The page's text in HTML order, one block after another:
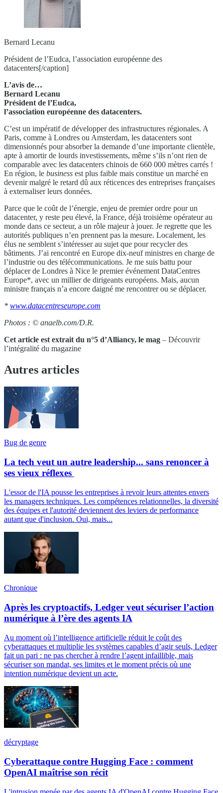
Bernard Lecanu
Président de l’Eudca, l’association européenne des
datacenters[/caption]
L’avis de…
Bernard Lecanu
Président de l’Eudca,
l’association européenne des datacenters.
C’est un impératif de développer des infrastructures régionales. A
Paris, comme à Londres ou Amsterdam, les datacenters sont
dimensionnés pour absorber la demande d’une importante clientèle,
apte à amortir de lourds investissements, même s’ils n’ont rien de
comparable avec les datacenters chinois de 660 000 mètres carrés !
En région, le business est plus faible mais constitue un marché en
devenir malgré le retard dû aux réticences des entreprises françaises
à externaliser leurs données.
Parce que le coût de l’énergie, enjeu de premier ordre pour un
datacenter, y reste peu élevé, la France, déjà troisième opérateur au
monde dans ce secteur, a un rôle majeur à jouer. Je regrette que les
autorités publiques n’en prennent pas la mesure. Localement, les
élus ne semblent s’intéresser au sujet que pour recycler des
bâtiments. J’ai rencontré en Europe dix-neuf ministres en charge de
l’industrie ou des télécommunications. Je me suis battu pour
déplacer de Londres à Nice le premier événement DataCentres
Europe*, avec un millier de dirigeants européens. Mais, aucun
ministre français n’a encore daigné me rencontrer ou se déplacer.
* www.datacentreseurope.com
Photos : © anaelb.com/D.R.
Cet article est extrait du n°5 d’Alliancy, le mag – Découvrir
l’intégralité du magazine
Autres articles
Bug de genre
La tech veut un autre leadership... sans renoncer à
ses vieux réflexes
L'essor de l'IA pousse les entreprises à revoir leurs attentes envers
les managers techniques. Les compétences relationnelles, la diversité
des équipes et l'autorité deviennent des leviers de performance
autant que d'inclusion. Oui, mais...
Chronique
Après les cryptoactifs, Ledger veut sécuriser l’action
numérique à l’ère des agents IA
Au moment où l’intelligence artificielle réduit le coût des
cyberattaques et multiplie les systèmes capables d’agir seuls, Ledger
fait un pari : ne pas chercher à rendre l’agent infaillible, mais
sécuriser son mandat, ses limites et le moment précis où une
intention numérique devient un acte.
décryptage
Cyberattaque contre Hugging Face : comment
OpenAI maîtrise son récit